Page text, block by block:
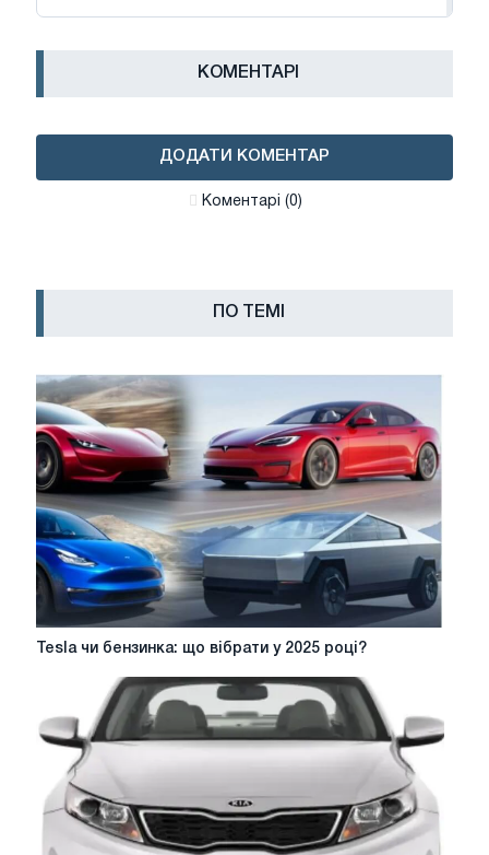
КОМЕНТАРІ
ДОДАТИ КОМЕНТАР
Коментарі (0)
ПО ТЕМІ
Tesla
вібрати
2025
році?
Tesla чи бензинка: що вібрати у 2025 році?